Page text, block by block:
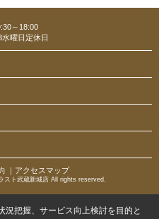
～18:00
曜日定休日
｜ アクセスマップ
ト武蔵新城店 All rights reserved.
況把握、サービス向上検討を目的と